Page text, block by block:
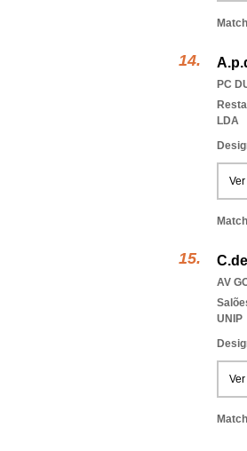
PC
LDA
AV
UNIP